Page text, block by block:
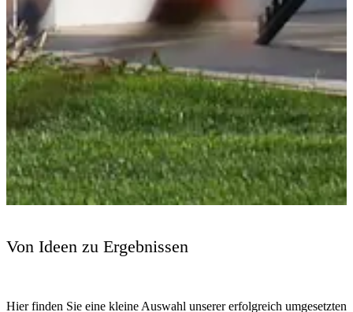
Von Ideen zu Ergebnissen
Hier finden Sie eine kleine Auswahl unserer erfolgreich umgesetzten